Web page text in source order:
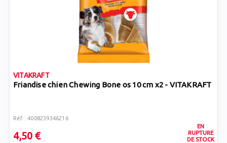
VITAKRAFT
Friandise chien Chewing Bone os 10 cm x2 - VITAKRAFT
Réf : 4008239346216
4,50 €
EN
RUPTURE
DE STOCK